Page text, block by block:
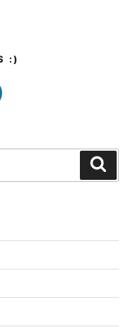
:)